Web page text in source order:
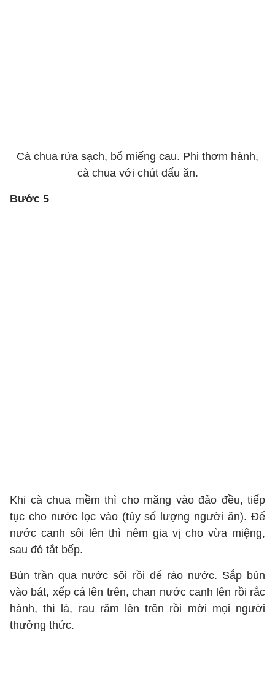
Cà chua rửa sạch, bổ miếng cau. Phi thơm hành,
cà chua với chút dấu ăn.
Bước 5
Khi cà chua mềm thì cho măng vào đảo đều, tiếp
tục cho nước lọc vào (tùy số lượng người ăn). Để
nước canh sôi lên thì nêm gia vị cho vừa miệng,
sau đó tắt bếp.
Bún trần qua nước sôi rồi để ráo nước. Sắp bún
vào bát, xếp cá lên trên, chan nước canh lên rồi rắc
hành, thì là, rau răm lên trên rồi mời mọi người
thưởng thức.